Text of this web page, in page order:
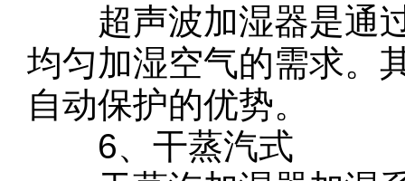
超声波加湿器是通过
均匀加湿空气的需求。
自动保护的优势。
6、干蒸汽式‍